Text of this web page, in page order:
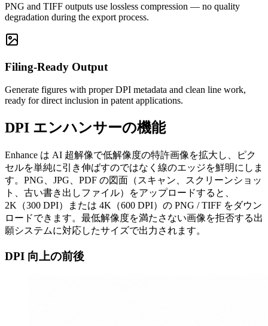
PNG and TIFF outputs use lossless compression — no quality
degradation during the export process.
Filing-Ready Output
Generate figures with proper DPI metadata and clean line work,
ready for direct inclusion in patent applications.
DPI エンハンサーの機能
Enhance は AI 超解像で低解像度の特許画像を拡大し、ピク
セルを単純に引き伸ばすのではなく線のエッジを鮮明にしま
す。PNG、JPG、PDF の図面（スキャン、スクリーンショッ
ト、古い書き出しファイル）をアップロードすると、
2K（300 DPI）または 4K（600 DPI）の PNG / TIFF をダウン
ロードできます。最低解像度を満たさない画像を拒否する出
願システムに対応したサイズで出力されます。
DPI 向上の前後